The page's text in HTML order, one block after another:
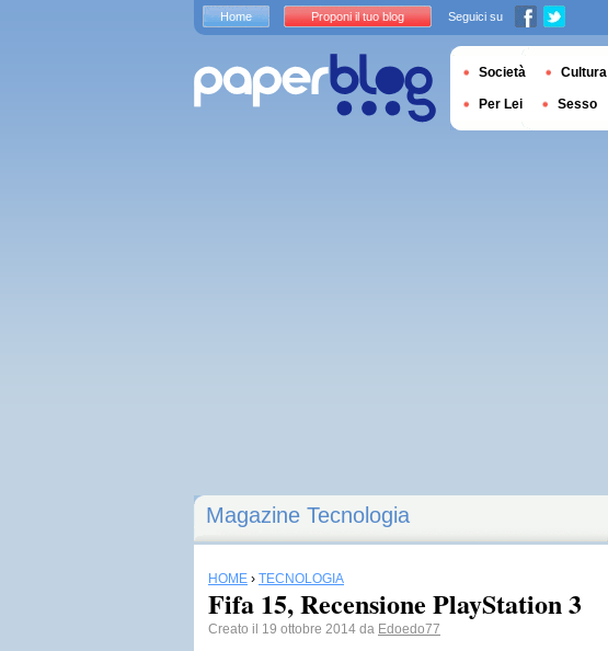
Magazine Tecnologia
HOME › TECNOLOGIA
Fifa 15, Recensione PlayStation 3
Creato il 19 ottobre 2014 da Edoedo77
Home Proponi il tuo blog Seguici su
Società Cultura
Per Lei Sesso